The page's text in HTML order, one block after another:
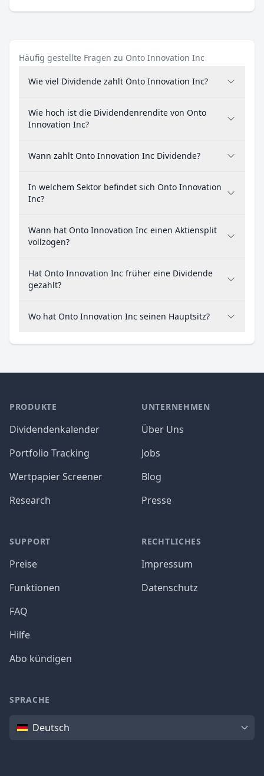
Häufig gestellte Fragen zu Onto Innovation Inc
Wie viel Dividende zahlt Onto Innovation Inc?
Wie hoch ist die Dividendenrendite von Onto
Innovation Inc?
Wann zahlt Onto Innovation Inc Dividende?
In welchem Sektor befindet sich Onto Innovation
Inc?
Wann hat Onto Innovation Inc einen Aktiensplit
vollzogen?
Hat Onto Innovation Inc früher eine Dividende
gezahlt?
Wo hat Onto Innovation Inc seinen Hauptsitz?
PRODUKTE
Dividendenkalender
Portfolio Tracking
Wertpapier Screener
Research
SUPPORT
Preise
Funktionen
FAQ
Hilfe
Abo kündigen
UNTERNEHMEN
Über Uns
Jobs
Blog
Presse
RECHTLICHES
Impressum
Datenschutz
SPRACHE
SpracheDeutsch